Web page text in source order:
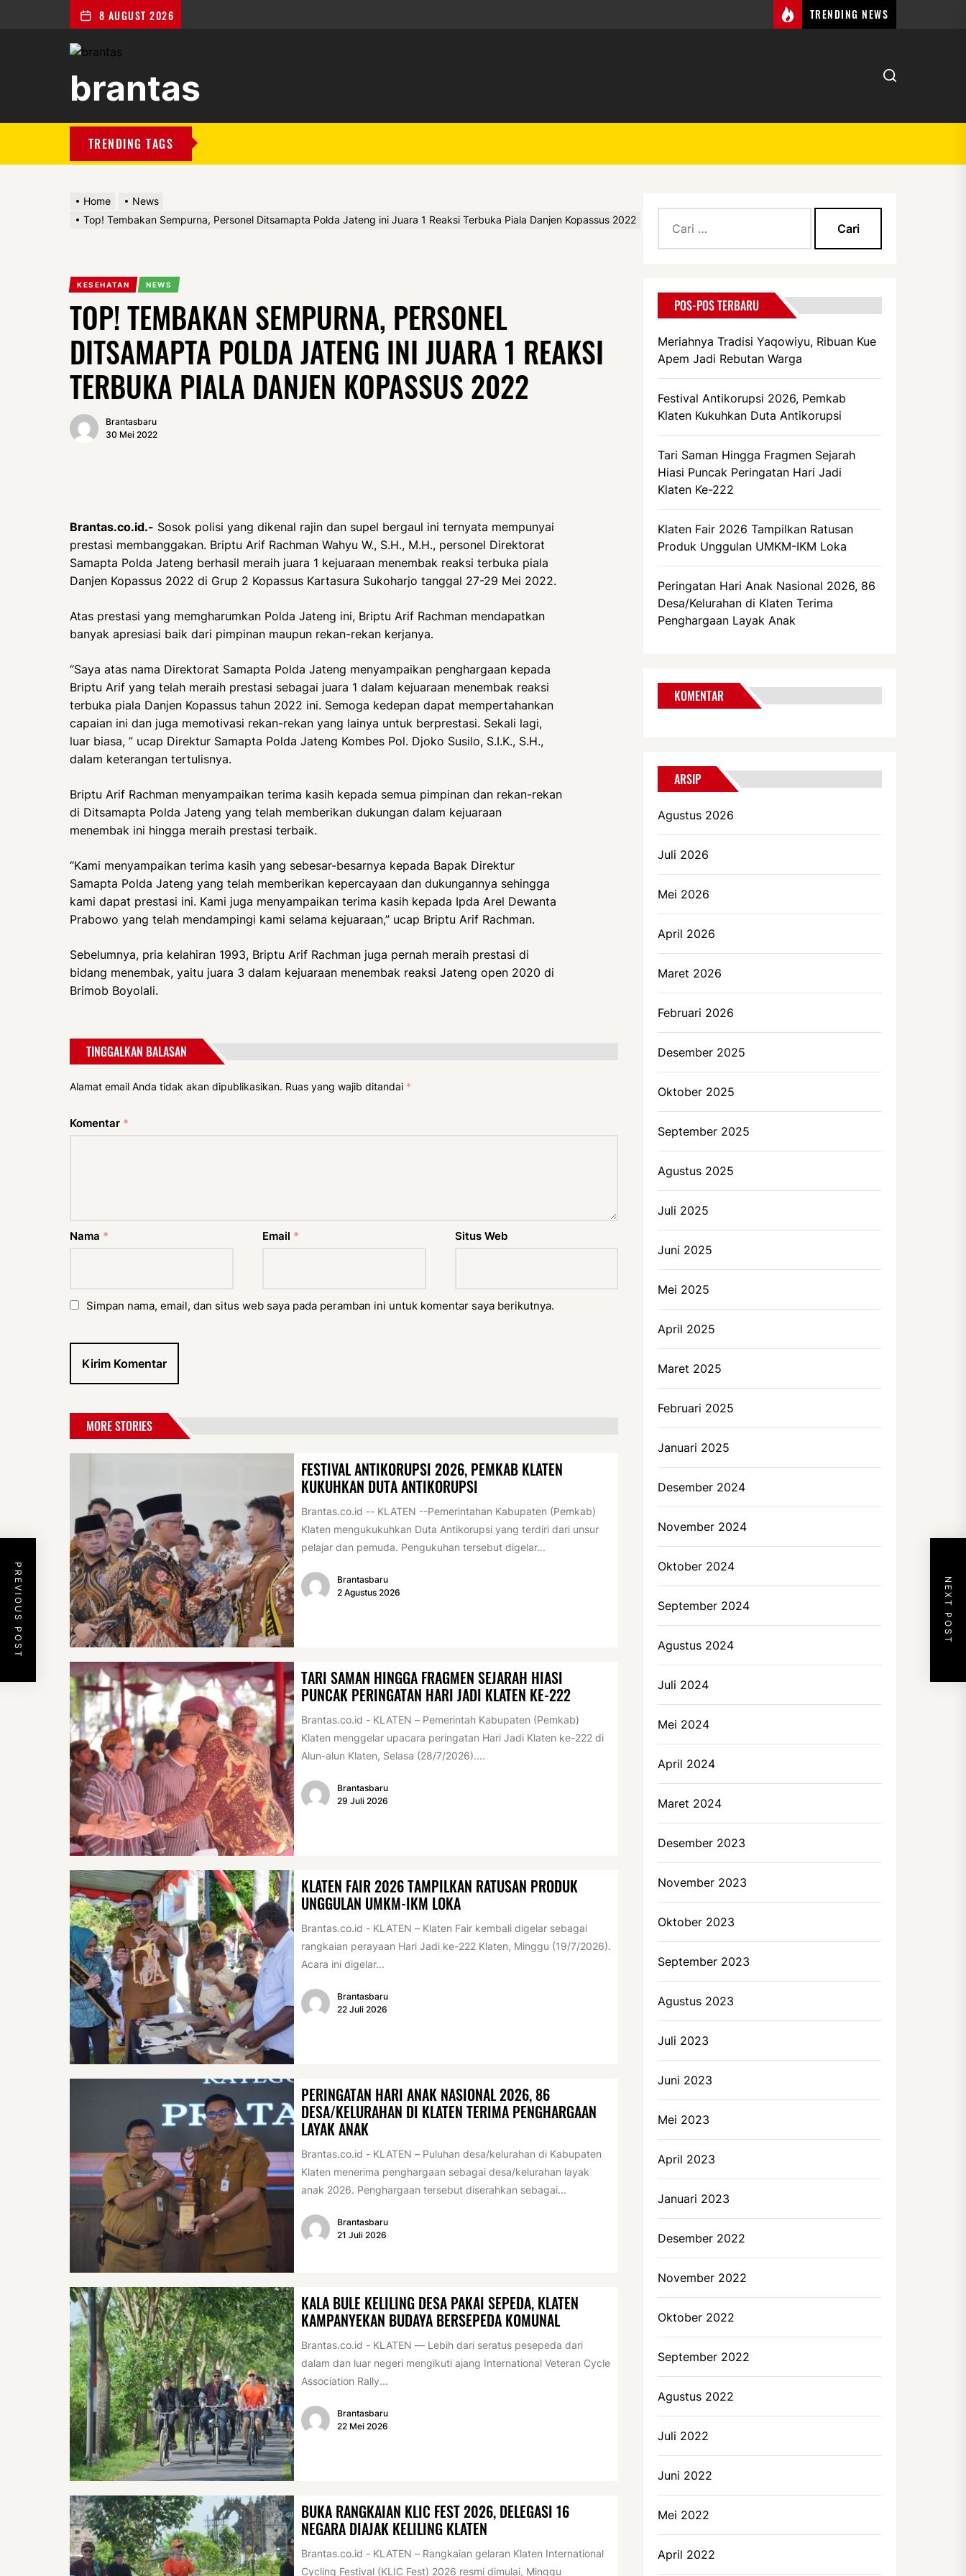
8 AUGUST 2026 TRENDING NEWS
brantas
TRENDING TAGS
Home
News
Top! Tembakan Sempurna, Personel Ditsamapta Polda Jateng ini Juara 1 Reaksi Terbuka Piala Danjen Kopassus 2022
KESEHATAN NEWS
TOP! TEMBAKAN SEMPURNA, PERSONEL
DITSAMAPTA POLDA JATENG INI JUARA 1 REAKSI
TERBUKA PIALA DANJEN KOPASSUS 2022
Brantasbaru
30 Mei 2022
Brantas.co.id.- Sosok polisi yang dikenal rajin dan supel bergaul ini ternyata mempunyai
prestasi membanggakan. Briptu Arif Rachman Wahyu W., S.H., M.H., personel Direktorat
Samapta Polda Jateng berhasil meraih juara 1 kejuaraan menembak reaksi terbuka piala
Danjen Kopassus 2022 di Grup 2 Kopassus Kartasura Sukoharjo tanggal 27-29 Mei 2022.
Atas prestasi yang memgharumkan Polda Jateng ini, Briptu Arif Rachman mendapatkan
banyak apresiasi baik dari pimpinan maupun rekan-rekan kerjanya.
“Saya atas nama Direktorat Samapta Polda Jateng menyampaikan penghargaan kepada
Briptu Arif yang telah meraih prestasi sebagai juara 1 dalam kejuaraan menembak reaksi
terbuka piala Danjen Kopassus tahun 2022 ini. Semoga kedepan dapat mempertahankan
capaian ini dan juga memotivasi rekan-rekan yang lainya untuk berprestasi. Sekali lagi,
luar biasa, ” ucap Direktur Samapta Polda Jateng Kombes Pol. Djoko Susilo, S.I.K., S.H.,
dalam keterangan tertulisnya.
Briptu Arif Rachman menyampaikan terima kasih kepada semua pimpinan dan rekan-rekan
di Ditsamapta Polda Jateng yang telah memberikan dukungan dalam kejuaraan
menembak ini hingga meraih prestasi terbaik.
“Kami menyampaikan terima kasih yang sebesar-besarnya kepada Bapak Direktur
Samapta Polda Jateng yang telah memberikan kepercayaan dan dukungannya sehingga
kami dapat prestasi ini. Kami juga menyampaikan terima kasih kepada Ipda Arel Dewanta
Prabowo yang telah mendampingi kami selama kejuaraan,” ucap Briptu Arif Rachman.
Sebelumnya, pria kelahiran 1993, Briptu Arif Rachman juga pernah meraih prestasi di
bidang menembak, yaitu juara 3 dalam kejuaraan menembak reaksi Jateng open 2020 di
Brimob Boyolali.
TINGGALKAN BALASAN
Alamat email Anda tidak akan dipublikasikan. Ruas yang wajib ditandai *
Komentar *
Nama * Email * Situs Web
Simpan nama, email, dan situs web saya pada peramban ini untuk komentar saya berikutnya.
PREVIOUS POST NEXT POST
MORE STORIES
FESTIVAL ANTIKORUPSI 2026, PEMKAB KLATEN
KUKUHKAN DUTA ANTIKORUPSI
Brantas.co.id -- KLATEN --Pemerintahan Kabupaten (Pemkab)
Klaten mengukukuhkan Duta Antikorupsi yang terdiri dari unsur
pelajar dan pemuda. Pengukuhan tersebut digelar...
Brantasbaru
2 Agustus 2026
TARI SAMAN HINGGA FRAGMEN SEJARAH HIASI
PUNCAK PERINGATAN HARI JADI KLATEN KE-222
Brantas.co.id - KLATEN – Pemerintah Kabupaten (Pemkab)
Klaten menggelar upacara peringatan Hari Jadi Klaten ke-222 di
Alun-alun Klaten, Selasa (28/7/2026)....
Brantasbaru
29 Juli 2026
KLATEN FAIR 2026 TAMPILKAN RATUSAN PRODUK
UNGGULAN UMKM-IKM LOKA
Brantas.co.id - KLATEN – Klaten Fair kembali digelar sebagai
rangkaian perayaan Hari Jadi ke-222 Klaten, Minggu (19/7/2026).
Acara ini digelar...
Brantasbaru
22 Juli 2026
PERINGATAN HARI ANAK NASIONAL 2026, 86
DESA/KELURAHAN DI KLATEN TERIMA PENGHARGAAN
LAYAK ANAK
Brantas.co.id - KLATEN – Puluhan desa/kelurahan di Kabupaten
Klaten menerima penghargaan sebagai desa/kelurahan layak
anak 2026. Penghargaan tersebut diserahkan sebagai...
Brantasbaru
21 Juli 2026
KALA BULE KELILING DESA PAKAI SEPEDA, KLATEN
KAMPANYEKAN BUDAYA BERSEPEDA KOMUNAL
Brantas.co.id - KLATEN — Lebih dari seratus pesepeda dari
dalam dan luar negeri mengikuti ajang International Veteran Cycle
Association Rally...
Brantasbaru
22 Mei 2026
BUKA RANGKAIAN KLIC FEST 2026, DELEGASI 16
NEGARA DIAJAK KELILING KLATEN
Brantas.co.id - KLATEN – Rangkaian gelaran Klaten International
Cycling Festival (KLIC Fest) 2026 resmi dimulai, Minggu
untuk:
POS-POS TERBARU
Meriahnya Tradisi Yaqowiyu, Ribuan Kue
Apem Jadi Rebutan Warga
Festival Antikorupsi 2026, Pemkab
Klaten Kukuhkan Duta Antikorupsi
Tari Saman Hingga Fragmen Sejarah
Hiasi Puncak Peringatan Hari Jadi
Klaten Ke-222
Klaten Fair 2026 Tampilkan Ratusan
Produk Unggulan UMKM-IKM Loka
Peringatan Hari Anak Nasional 2026, 86
Desa/Kelurahan di Klaten Terima
Penghargaan Layak Anak
KOMENTAR
ARSIP
Agustus 2026
Juli 2026
Mei 2026
April 2026
Maret 2026
Februari 2026
Desember 2025
Oktober 2025
September 2025
Agustus 2025
Juli 2025
Juni 2025
Mei 2025
April 2025
Maret 2025
Februari 2025
Januari 2025
Desember 2024
November 2024
Oktober 2024
September 2024
Agustus 2024
Juli 2024
Mei 2024
April 2024
Maret 2024
Desember 2023
November 2023
Oktober 2023
September 2023
Agustus 2023
Juli 2023
Juni 2023
Mei 2023
April 2023
Januari 2023
Desember 2022
November 2022
Oktober 2022
September 2022
Agustus 2022
Juli 2022
Juni 2022
Mei 2022
April 2022